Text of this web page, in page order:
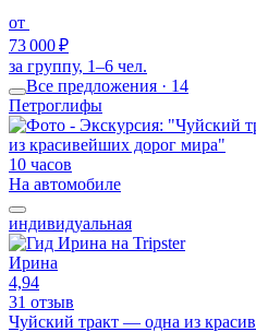
от
73 000 ₽
за группу, 1–6 чел.
Все предложения · 14
Петроглифы
10 часов
На автомобиле
индивидуальная
Ирина
4,94
31 отзыв
Чуйский тракт — одна из